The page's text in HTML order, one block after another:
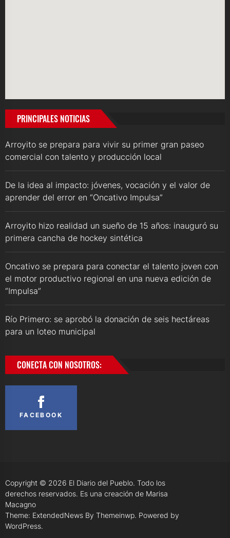
PRINCIPALES NOTICIAS
Arroyito se prepara para vivir su primer gran paseo
comercial con talento y producción local
De la idea al impacto: jóvenes, vocación y el valor de
aprender del error en “Oncativo Impulsa”
Arroyito hizo realidad un sueño de 15 años: inauguró su
primera cancha de hockey sintética
Oncativo se prepara para conectar el talento joven con
el motor productivo regional en una nueva edición de
“Impulsa”
Río Primero: se aprobó la donación de seis hectáreas
para un loteo municipal
CONECTA CON NOSOTROS:
FACEBOOK
Copyright © 2026 El Diario del Pueblo. Todo los
derechos reservados. Es una creación de Marisa
Macagno
Theme: ExtendedNews By Themeinwp. Powered by
WordPress.